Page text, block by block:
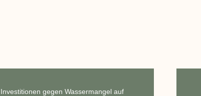
Investitionen gegen Wassermangel auf